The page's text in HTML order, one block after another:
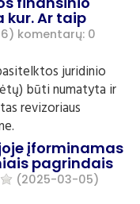
kur. Ar taip
komentarų: 0
juridinio
būti numatyta ir
revizoriaus
įforminamas
pagrindais
(2025-03-05)